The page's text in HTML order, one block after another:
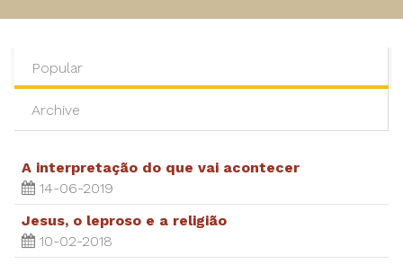
Popular
Archive
A interpretação do que vai acontecer
14-06-2019
Jesus, o leproso e a religião
10-02-2018